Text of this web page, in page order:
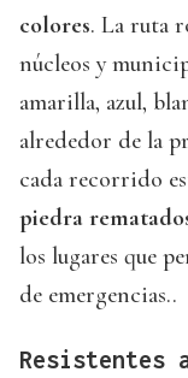
colores. La ruta
núcleos y
amarilla, azul,
alrededor de la
cada recorrido
piedra
los lugares que
de emergencias..
Resistentes